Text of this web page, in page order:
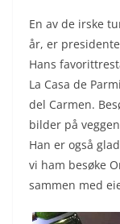
En av de irske
år, er
Hans
La Casa de
del Carmen.
bilder på
Han er også
vi ham besøke
sammen med